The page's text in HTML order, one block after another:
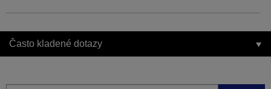
Často kladené dotazy